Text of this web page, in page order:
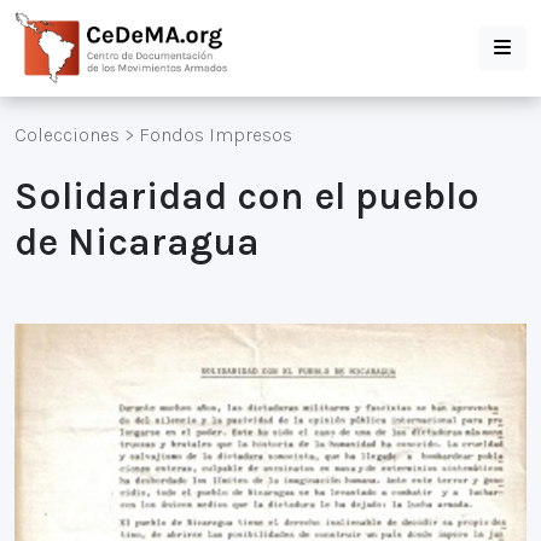
Colecciones > Fondos Impresos
Solidaridad con el pueblo
de Nicaragua